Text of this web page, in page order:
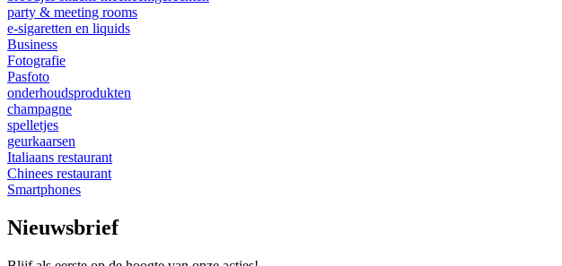
party & meeting rooms
e-sigaretten en liquids
Business
Fotografie
Pasfoto
onderhoudsprodukten
champagne
spelletjes
geurkaarsen
Italiaans restaurant
Chinees restaurant
Smartphones
Nieuwsbrief